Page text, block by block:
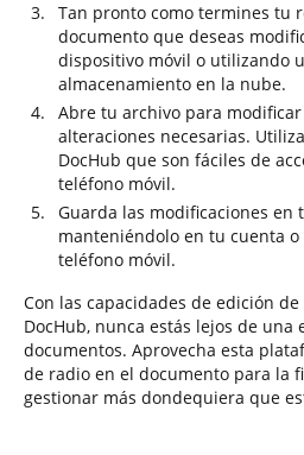
Tan pronto como termines tu
documento que deseas
dispositivo móvil o utilizando
almacenamiento en la nube.
Abre tu archivo para
alteraciones necesarias.
DocHub que son fáciles de
teléfono móvil.
Guarda las modificaciones en
manteniéndolo en tu cuenta
teléfono móvil.
Con las capacidades de edición
DocHub, nunca estás lejos de una
documentos. Aprovecha esta
de radio en el documento para la
gestionar más dondequiera que